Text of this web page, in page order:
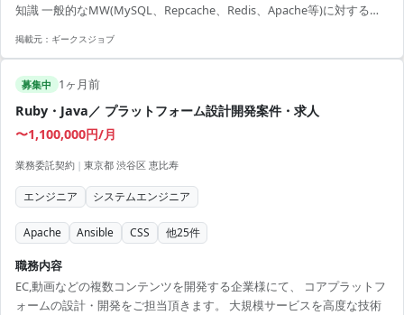
知識 一般的なMW(MySQL、Repcache、Redis、Apache等)に対する知
経験 ・スクリプト系言語の経験 ruby、python、perl等の開発経験
掲載元： ギークスジョブ
募集中 1ヶ月前
Ruby・Java／ プラットフォーム設計開発案件・求人
〜1,100,000円/月
業務委託契約 | 東京都 渋谷区 恵比寿
エンジニア システムエンジニア
Apache Ansible CSS 他25件
職務内容
EC,動画などの複数コンテンツを開発する企業様にて、 コアプラットフ
ォームの設計・開発をご担当頂きます。 大規模サービスを高度な技術